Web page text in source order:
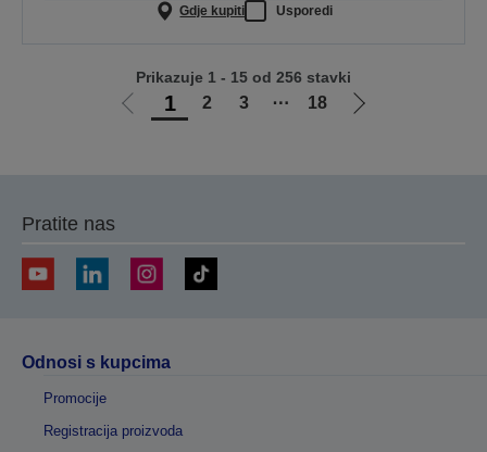
Gdje kupiti Usporedi
Idi
1 2 3 ⋯ 18
Idi
Prikazuje 1 - 15 od 256 stavki
Pratite nas
Odnosi s kupcima
Promocije
Registracija proizvoda